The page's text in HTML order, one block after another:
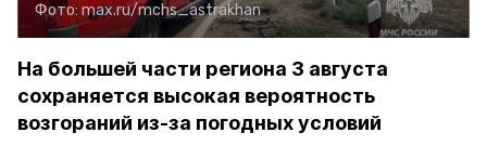
Фото: max.ru/mchs_astrakhan
На большей части региона 3 августа
сохраняется высокая вероятность
возгораний из-за погодных условий